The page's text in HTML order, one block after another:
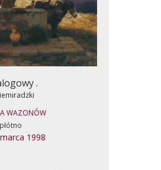
.
WAZONÓW
1998